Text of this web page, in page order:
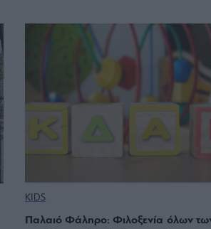
KIDS
Παλαιό Φάληρο: Φιλοξενία όλων